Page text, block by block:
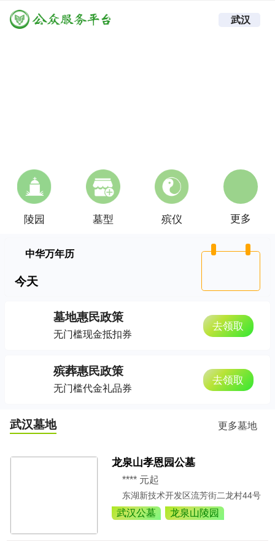
武汉
陵园 墓型 殡仪 更多
中华万年历
今天
墓地惠民政策
无门槛现金抵扣券
去领取
殡葬惠民政策
无门槛代金礼品券
去领取
武汉墓地 更多墓地
龙泉山孝恩园公墓
**** 元起
东湖新技术开发区流芳街二龙村44号
武汉公墓 龙泉山陵园